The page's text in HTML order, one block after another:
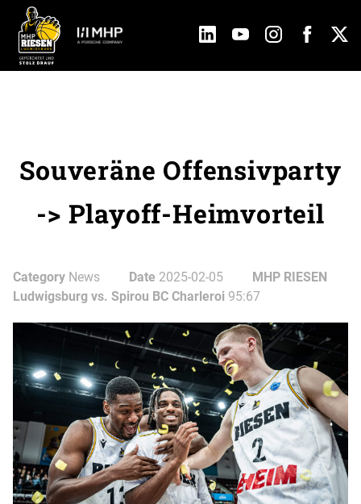
Souveräne Offensivparty
-> Playoff-Heimvorteil
Category News Date 2025-02-05
MHP RIESEN
Ludwigsburg vs. Spirou BC Charleroi 95:67